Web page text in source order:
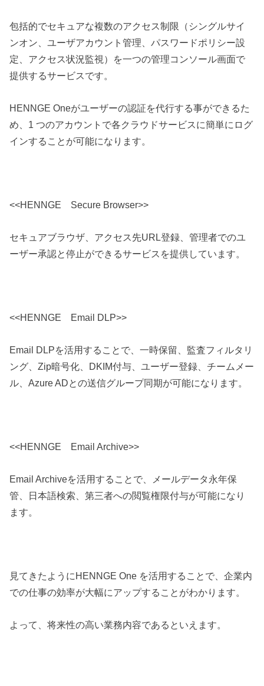
包括的でセキュアな複数のアクセス制限（シングルサイ
ンオン、ユーザアカウント管理、パスワードポリシー設
定、アクセス状況監視）を一つの管理コンソール画面で
提供するサービスです。
HENNGE Oneがユーザーの認証を代行する事ができるた
め、1 つのアカウントで各クラウドサービスに簡単にログ
インすることが可能になります。
<<HENNGE Secure Browser>>
セキュアブラウザ、アクセス先URL登録、管理者でのユ
ーザー承認と停止ができるサービスを提供しています。
<<HENNGE Email DLP>>
Email DLPを活用することで、一時保留、監査フィルタリ
ング、Zip暗号化、DKIM付与、ユーザー登録、チームメー
ル、Azure ADとの送信グループ同期が可能になります。
<<HENNGE Email Archive>>
Email Archiveを活用することで、メールデータ永年保
管、日本語検索、第三者への閲覧権限付与が可能になり
ます。
見てきたようにHENNGE One を活用することで、企業内
での仕事の効率が大幅にアップすることがわかります。
よって、将来性の高い業務内容であるといえます。